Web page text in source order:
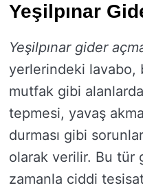
Yeşilpınar
Yeşilpınar gider
yerlerindeki lavabo,
mutfak gibi
tepmesi, yavaş
durması gibi
olarak verilir. Bu tür
zamanla ciddi